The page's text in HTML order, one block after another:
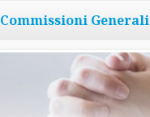
Commissioni Generali